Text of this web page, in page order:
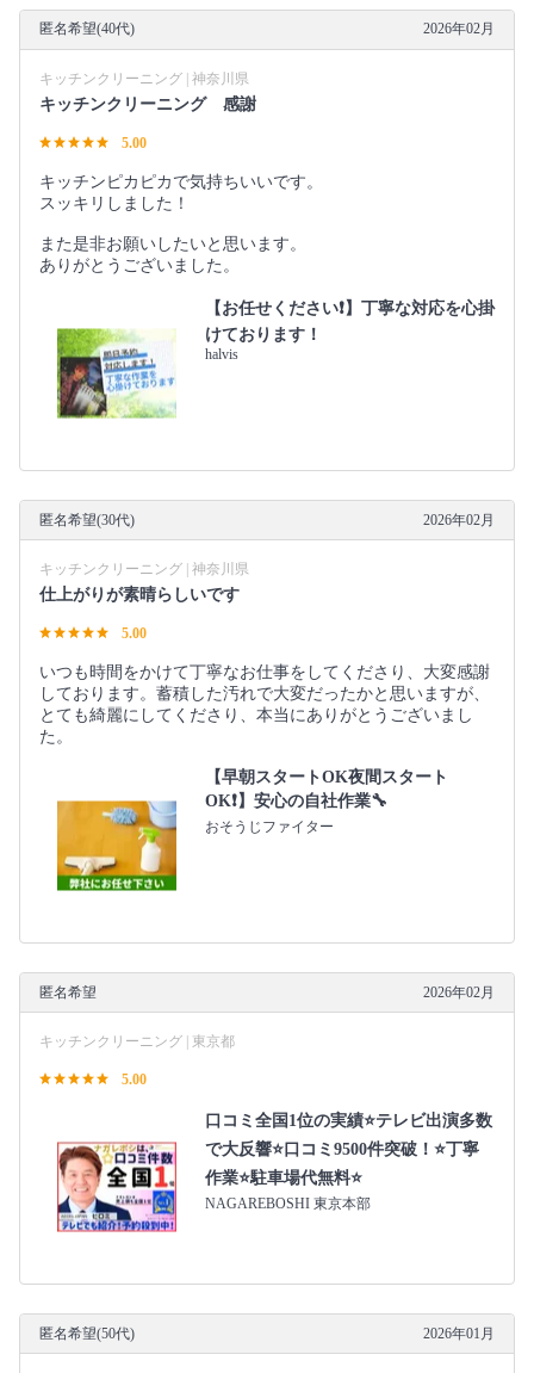
匿名希望(40代) 2026年02月
キッチンクリーニング | 神奈川県
キッチンクリーニング 感謝
5.00
キッチンピカピカで気持ちいいです。
スッキリしました！
また是非お願いしたいと思います。
ありがとうございました。
【お任せください❗️】丁寧な対応を心掛
けております！
halvis
匿名希望(30代) 2026年02月
キッチンクリーニング | 神奈川県
仕上がりが素晴らしいです
5.00
いつも時間をかけて丁寧なお仕事をしてくださり、大変感謝
しております。蓄積した汚れで大変だったかと思いますが、
とても綺麗にしてくださり、本当にありがとうございまし
た。
【早朝スタートOK夜間スタート
OK❗️】安心の自社作業🔧
おそうじファイター
匿名希望 2026年02月
キッチンクリーニング | 東京都
5.00
口コミ全国1位の実績⭐テレビ出演多数
で大反響⭐口コミ9500件突破！⭐丁寧
作業⭐駐車場代無料⭐
NAGAREBOSHI 東京本部
匿名希望(50代) 2026年01月